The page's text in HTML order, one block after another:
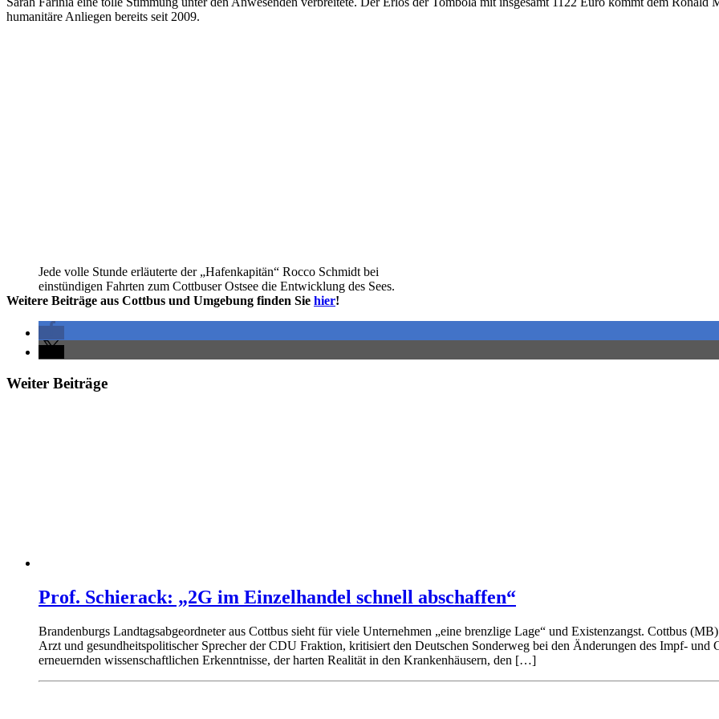
humanitäre Anliegen bereits seit 2009.
Jede volle Stunde erläuterte der „Hafenkapitän“ Rocco Schmidt bei
einstündigen Fahrten zum Cottbuser Ostsee die Entwicklung des Sees.
Weitere Beiträge aus Cottbus und Umgebung finden Sie hier!
Weiter Beiträge
Prof. Schierack: „2G im Einzelhandel schnell abschaffen“
Brandenburgs Landtagsabgeordneter aus Cottbus sieht für viele Unternehmen „eine brenzlige Lage“ und Existenzangst. Cottbus
Arzt und gesundheitspolitischer Sprecher der CDU Fraktion, kritisiert den Deutschen Sonderweg bei den Änderungen des Impf- und
erneuernden wissenschaftlichen Erkenntnisse, der harten Realität in den Krankenhäusern, den […]